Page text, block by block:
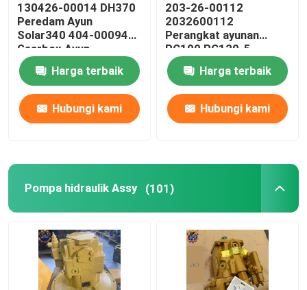
130426-00014 DH370
Peredam Ayun
Solar340 404-00094
Gearbox Ayun
Harga terbaik
Hubungi kami
203-26-00112
2032600112
Perangkat ayunan
PC100 PC120-5
Pengurangan ayunan
ExcavatorHarga terbaik
Hubungi kami
Pompa hidraulik Assy (101)